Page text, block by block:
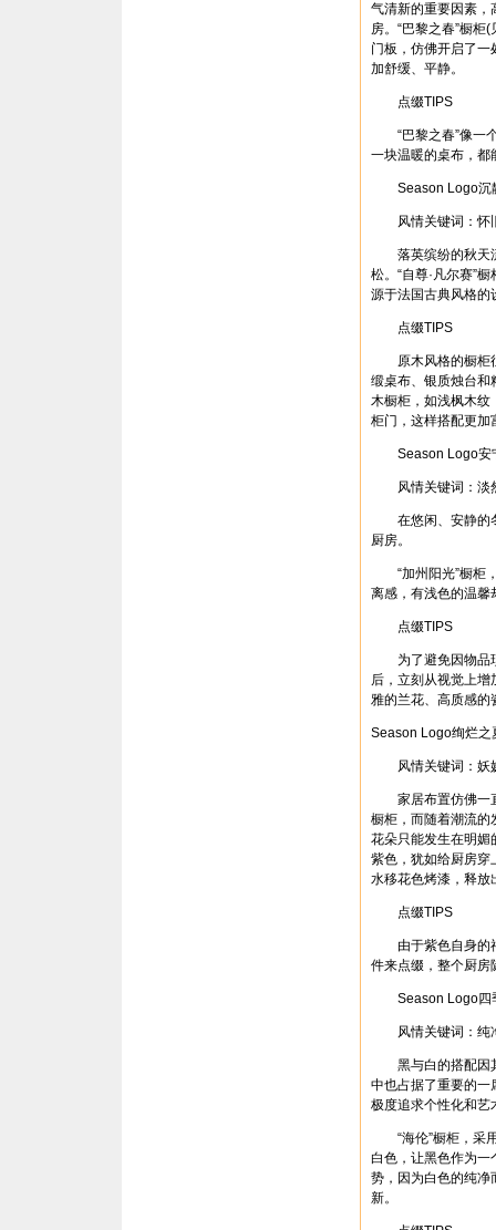
气清新的重要因素，
房。“巴黎之春”橱
门板，仿佛开启了
加舒缓、平静。
点缀TIPS
“巴黎之春”像一个
一块温暖的桌布，都
Season Logo沉
风情关键词：怀
落英缤纷的秋天流
松。“自尊·凡尔赛”
源于法国古典风格的
点缀TIPS
原木风格的橱柜往
缎桌布、银质烛台和
木橱柜，如浅枫木纹
柜门，这样搭配更加
Season Logo安
风情关键词：淡
在悠闲、安静的冬
厨房。
“加州阳光”橱柜，
离感，有浅色的温馨
点缀TIPS
为了避免因物品琐
后，立刻从视觉上
雅的兰花、高质感的
Season Logo绚烂之
风情关键词：妖
家居布置仿佛一直
橱柜，而随着潮流的
花朵只能发生在明
紫色，犹如给厨房穿
水移花色烤漆，释放
点缀TIPS
由于紫色自身的神
件来点缀，整个厨房
Season Logo四
风情关键词：纯
黑与白的搭配因其
中也占据了重要的一
极度追求个性化和艺
“海伦”橱柜，采用
白色，让黑色作为一
势，因为白色的纯净
新。